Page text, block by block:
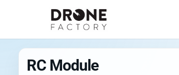
RC Module